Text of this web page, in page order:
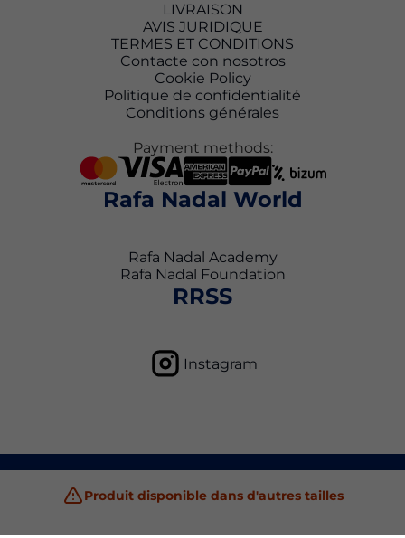
Produit disponible dans d'autres tailles
LIVRAISON
AVIS JURIDIQUE
TERMES ET CONDITIONS
Contacte con nosotros
Cookie Policy
Politique de confidentialité
Conditions générales
Payment methods:
Rafa Nadal World
Rafa Nadal Academy
Rafa Nadal Foundation
RRSS
Instagram
Conditions générales d'utilisation